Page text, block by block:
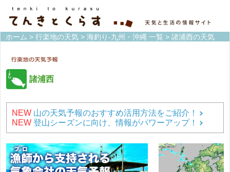
ホーム > 行楽地の天気 > 海釣り-九州・沖縄 一覧 > 諸浦西の天気
諸浦西
NEW 山の天気予報のおすすめ活用方法をご紹介！
NEW 登山シーズンに向け、情報がパワーアップ！